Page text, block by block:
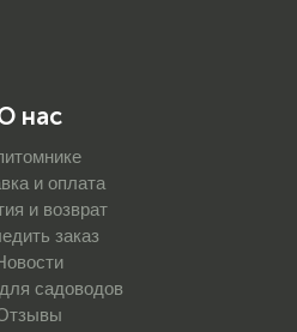
нас
и оплата
и возврат
заказ
садоводов